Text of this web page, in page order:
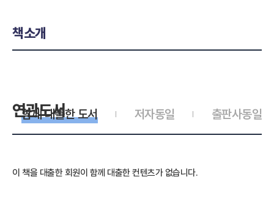
책소개
연관도서 출판사동일
저자동일
함께 대출한 도서
이 책을 대출한 회원이 함께 대출한 컨텐츠가 없습니다.